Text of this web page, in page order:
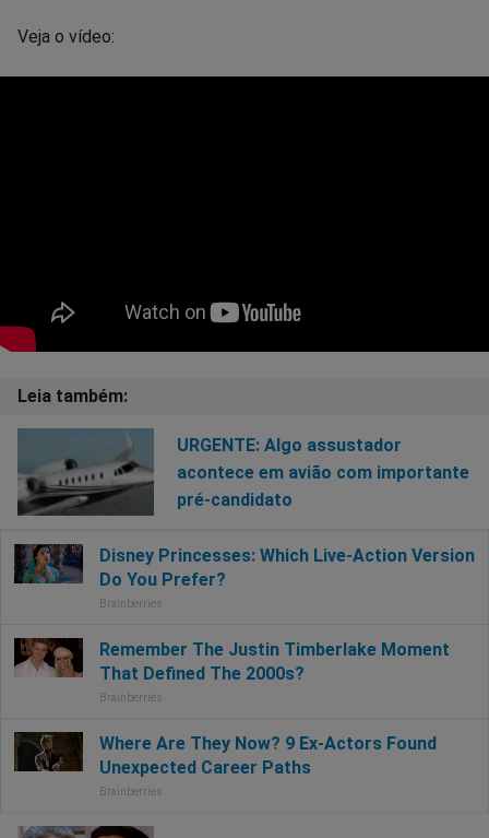
Veja o vídeo:
URGENTE: Algo assustador
acontece em avião com importante
pré-candidato